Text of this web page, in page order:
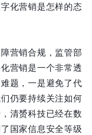
化营销是怎样的态
营销合规，监管部
营销是一个非常透
题，一是避免了代
仍要持续关注如何
清赟科技已经在数
国家信息安全等级